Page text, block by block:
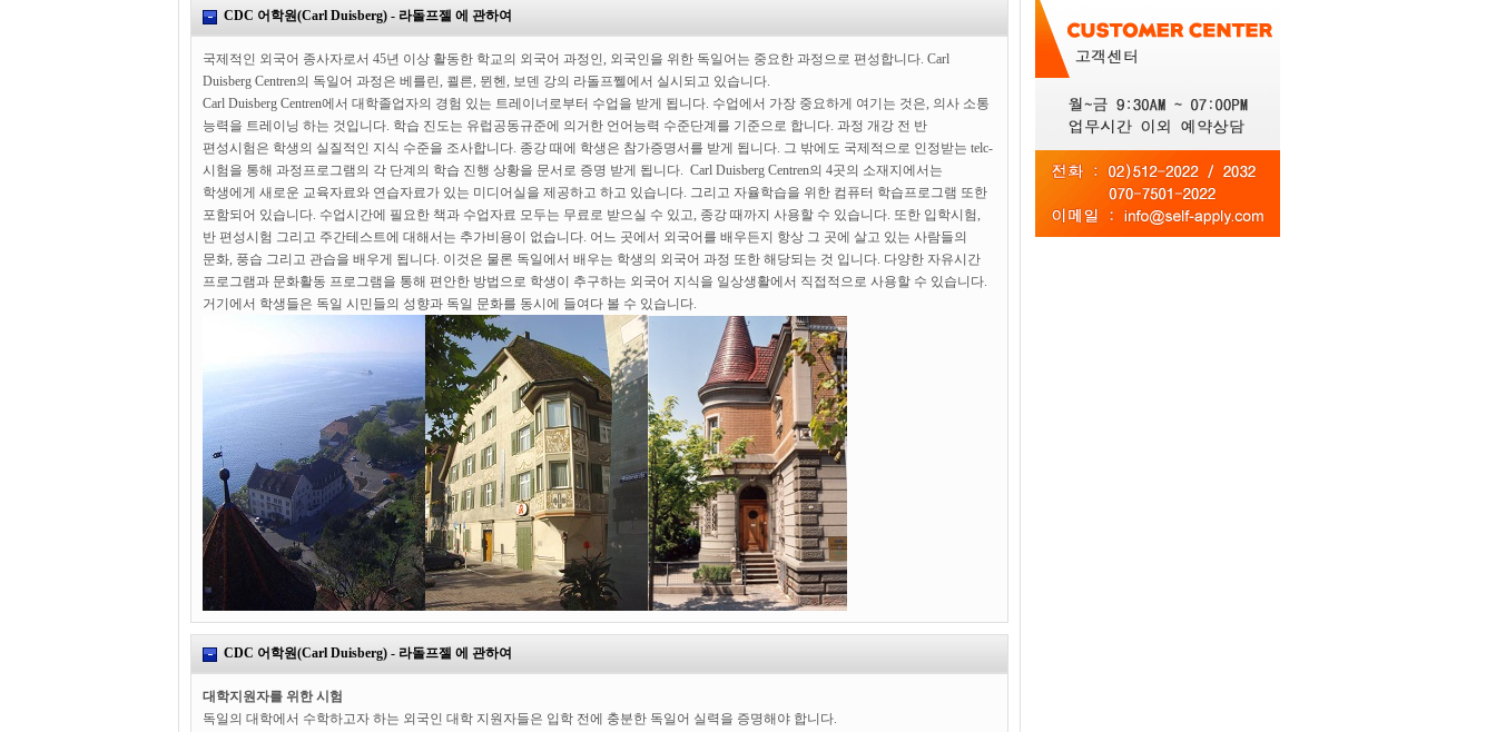
CDC 어학원(Carl Duisberg) - 라돌프젤 에 관하여
국제적인 외국어 종사자로서 45년 이상 활동한 학교의 외국어 과정인, 외국인을 위한 독일어는 중요한 과정으로 편성합니다. Carl
Duisberg Centren의 독일어 과정은 베를린, 쾰른, 뮌헨, 보덴 강의 라돌프쩰에서 실시되고 있습니다.
Carl Duisberg Centren에서 대학졸업자의 경험 있는 트레이너로부터 수업을 받게 됩니다. 수업에서 가장 중요하게 여기는 것은, 의사 소통
능력을 트레이닝 하는 것입니다. 학습 진도는 유럽공동규준에 의거한 언어능력 수준단계를 기준으로 합니다. 과정 개강 전 반
편성시험은 학생의 실질적인 지식 수준을 조사합니다. 종강 때에 학생은 참가증명서를 받게 됩니다. 그 밖에도 국제적으로 인정받는 telc-
시험을 통해 과정프로그램의 각 단계의 학습 진행 상황을 문서로 증명 받게 됩니다. Carl Duisberg Centren의 4곳의 소재지에서는
학생에게 새로운 교육자료와 연습자료가 있는 미디어실을 제공하고 하고 있습니다. 그리고 자율학습을 위한 컴퓨터 학습프로그램 또한
포함되어 있습니다. 수업시간에 필요한 책과 수업자료 모두는 무료로 받으실 수 있고, 종강 때까지 사용할 수 있습니다. 또한 입학시험,
반 편성시험 그리고 주간테스트에 대해서는 추가비용이 없습니다. 어느 곳에서 외국어를 배우든지 항상 그 곳에 살고 있는 사람들의
문화, 풍습 그리고 관습을 배우게 됩니다. 이것은 물론 독일에서 배우는 학생의 외국어 과정 또한 해당되는 것 입니다. 다양한 자유시간
프로그램과 문화활동 프로그램을 통해 편안한 방법으로 학생이 추구하는 외국어 지식을 일상생활에서 직접적으로 사용할 수 있습니다.
거기에서 학생들은 독일 시민들의 성향과 독일 문화를 동시에 들여다 볼 수 있습니다.
CDC 어학원(Carl Duisberg) - 라돌프젤 에 관하여
대학지원자를 위한 시험
독일의 대학에서 수학하고자 하는 외국인 대학 지원자들은 입학 전에 충분한 독일어 실력을 증명해야 합니다.